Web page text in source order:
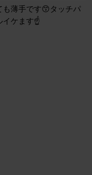
も薄手です😙タッチパ
イケます☝️